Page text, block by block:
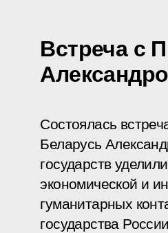
Встреча с
Состоялась
Беларусь
государств
экономической и
гуманитарных
государства